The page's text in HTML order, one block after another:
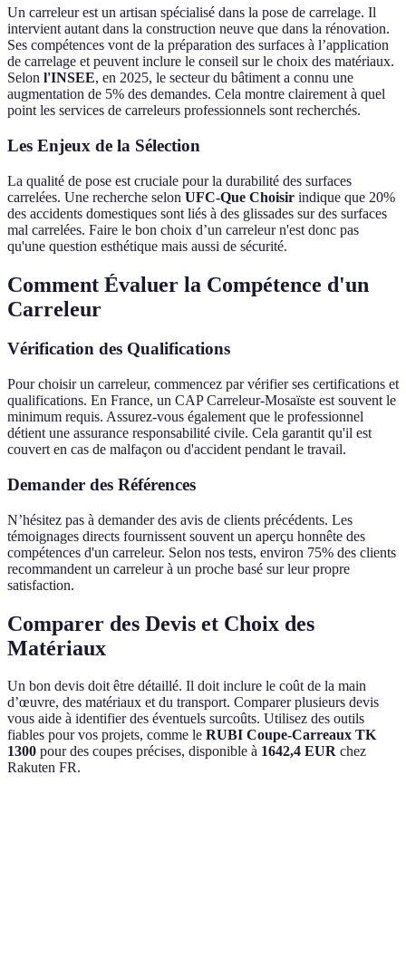
Un carreleur est un artisan spécialisé dans la pose de carrelage. Il
intervient autant dans la construction neuve que dans la rénovation.
Ses compétences vont de la préparation des surfaces à l’application
de carrelage et peuvent inclure le conseil sur le choix des matériaux.
Selon l'INSEE, en 2025, le secteur du bâtiment a connu une
augmentation de 5% des demandes. Cela montre clairement à quel
point les services de carreleurs professionnels sont recherchés.
Les Enjeux de la Sélection
La qualité de pose est cruciale pour la durabilité des surfaces
carrelées. Une recherche selon UFC-Que Choisir indique que 20%
des accidents domestiques sont liés à des glissades sur des surfaces
mal carrelées. Faire le bon choix d’un carreleur n'est donc pas
qu'une question esthétique mais aussi de sécurité.
Comment Évaluer la Compétence d'un
Carreleur
Vérification des Qualifications
Pour choisir un carreleur, commencez par vérifier ses certifications et
qualifications. En France, un CAP Carreleur-Mosaïste est souvent le
minimum requis. Assurez-vous également que le professionnel
détient une assurance responsabilité civile. Cela garantit qu'il est
couvert en cas de malfaçon ou d'accident pendant le travail.
Demander des Références
N’hésitez pas à demander des avis de clients précédents. Les
témoignages directs fournissent souvent un aperçu honnête des
compétences d'un carreleur. Selon nos tests, environ 75% des clients
recommandent un carreleur à un proche basé sur leur propre
satisfaction.
Comparer des Devis et Choix des
Matériaux
Un bon devis doit être détaillé. Il doit inclure le coût de la main
d’œuvre, des matériaux et du transport. Comparer plusieurs devis
vous aide à identifier des éventuels surcoûts. Utilisez des outils
fiables pour vos projets, comme le RUBI Coupe-Carreaux TK
1300 pour des coupes précises, disponible à 1642,4 EUR chez
Rakuten FR.